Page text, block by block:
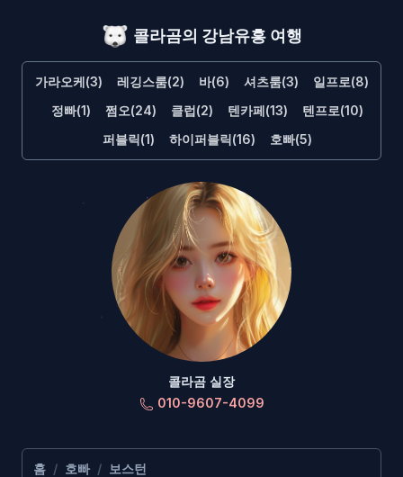
콜라곰의 강남유흥 여행
가라오케(3) 레깅스룸(2) 바(6) 셔츠룸(3)
일프로(8)
정빠(1)
쩜오(24) 클럽(2) 텐카페(13)
텐프로(10)
퍼블릭(1)
하이퍼블릭(16) 호빠(5)
콜라곰 실장
010-9607-4099
홈 / 호빠 / 보스턴